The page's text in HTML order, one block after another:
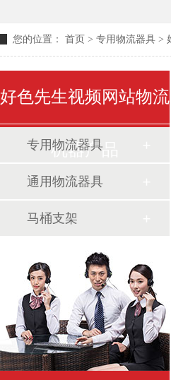
您的位置： 首页 > 专用物流器具 >
好色先生视频网站物流
机器产品
专用物流器具
通用物流器具
马桶支架